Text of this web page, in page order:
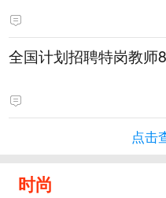
全国计划招聘特岗教师
点击
时尚